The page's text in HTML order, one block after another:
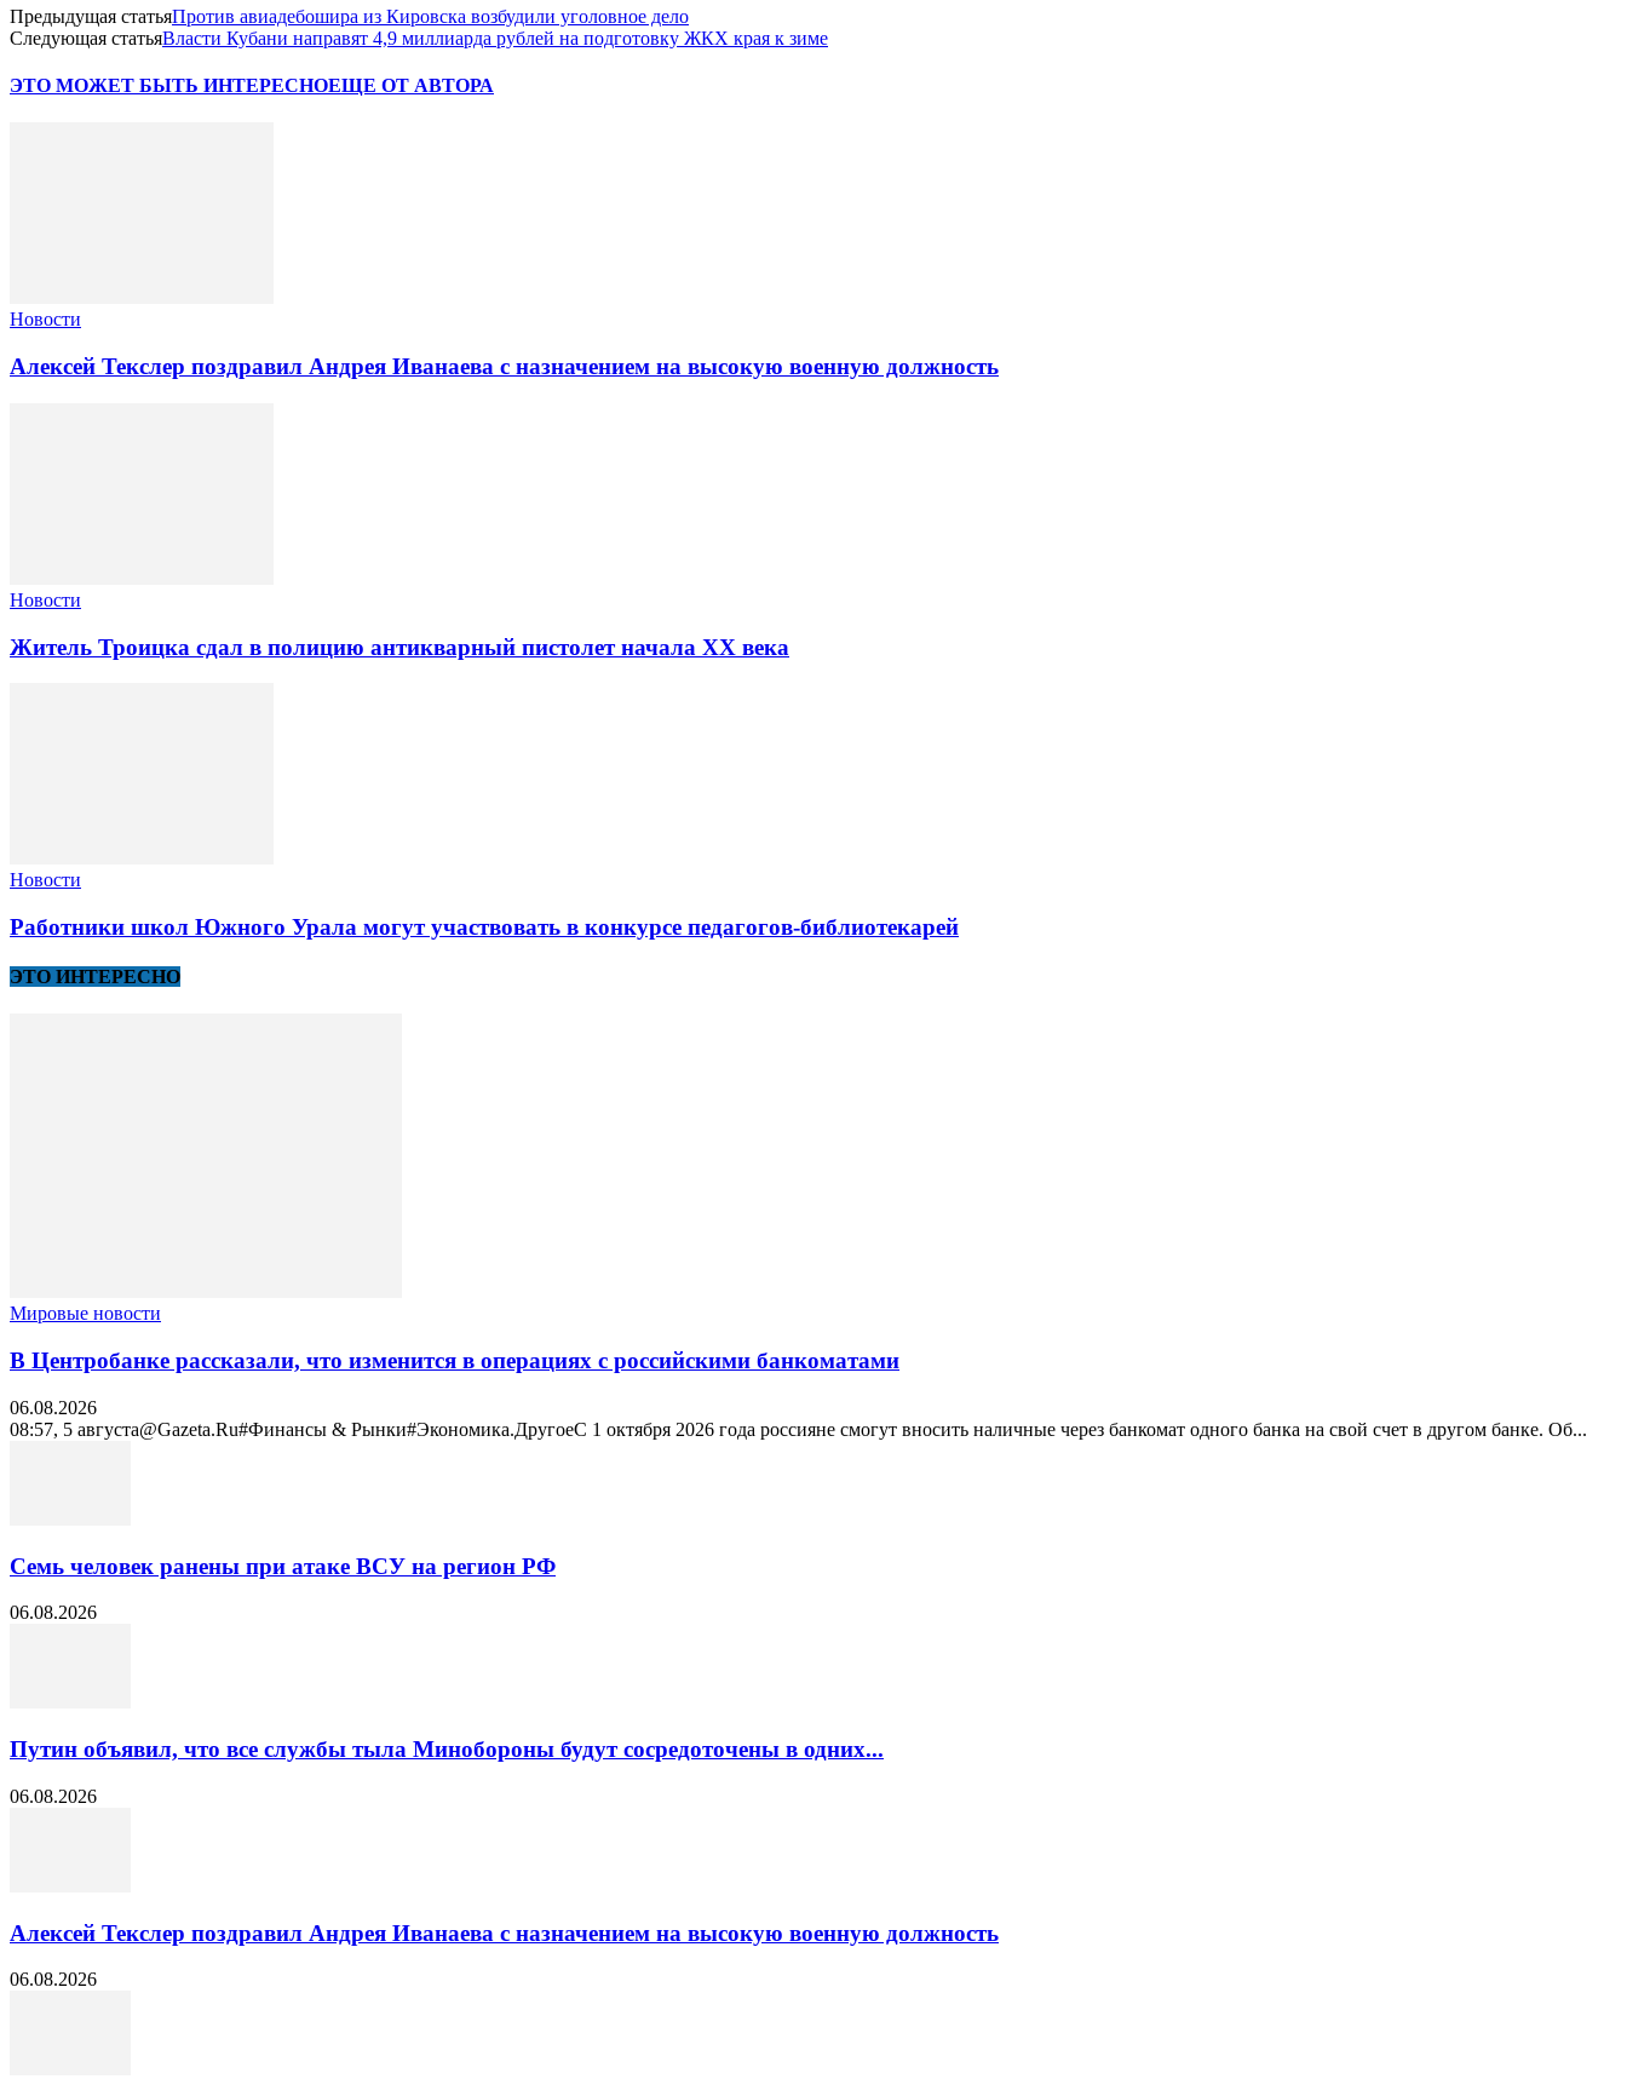
Предыдущая статьяПротив авиадебошира из Кировска возбудили уголовное дело
Следующая статьяВласти Кубани направят 4,9 миллиарда рублей на подготовку ЖКХ края к зиме
ЭТО МОЖЕТ БЫТЬ ИНТЕРЕСНОЕЩЕ ОТ АВТОРА
Новости
Алексей Текслер поздравил Андрея Иванаева с назначением на высокую военную должность
Новости
Житель Троицка сдал в полицию антикварный пистолет начала XX века
Новости
Работники школ Южного Урала могут участвовать в конкурсе педагогов-библиотекарей
ЭТО ИНТЕРЕСНО
Мировые новости
В Центробанке рассказали, что изменится в операциях с российскими банкоматами
06.08.2026
08:57, 5 августа@Gazeta.Ru#Финансы & Рынки#Экономика.ДругоеС 1 октября 2026 года россияне смогут вносить наличные через банкомат одного банка на свой счет в другом банке. Об...
Семь человек ранены при атаке ВСУ на регион РФ
06.08.2026
Путин объявил, что все службы тыла Минобороны будут сосредоточены в одних...
06.08.2026
Алексей Текслер поздравил Андрея Иванаева с назначением на высокую военную должность
06.08.2026